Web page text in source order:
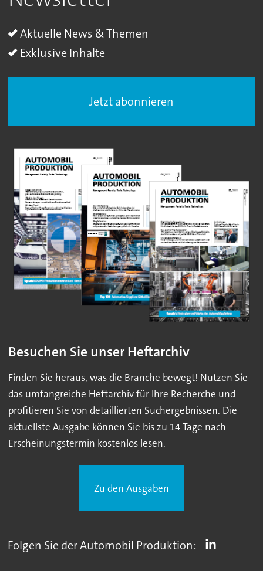
Aktuelle News & Themen
Exklusive Inhalte
Jetzt abonnieren
Besuchen Sie unser Heftarchiv
Finden Sie heraus, was die Branche bewegt! Nutzen Sie
das umfangreiche Heftarchiv für Ihre Recherche und
profitieren Sie von detaillierten Suchergebnissen. Die
aktuellste Ausgabe können Sie bis zu 14 Tage nach
Erscheinungstermin kostenlos lesen.
Zu den Ausgaben
Folgen Sie der Automobil Produktion: